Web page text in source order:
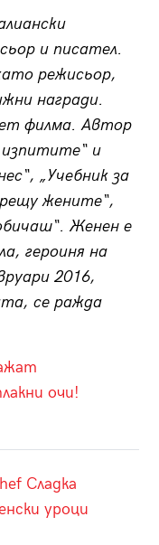
и писател.
режисьор,
награди.
филма. Автор
и
„Учебник за
жените“,
Женен е
героиня на
2016,
се ражда
очи!
Сладка
уроци